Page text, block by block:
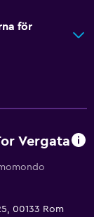
för
Vergata
00133 Rom